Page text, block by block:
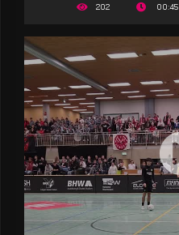
202 00:45